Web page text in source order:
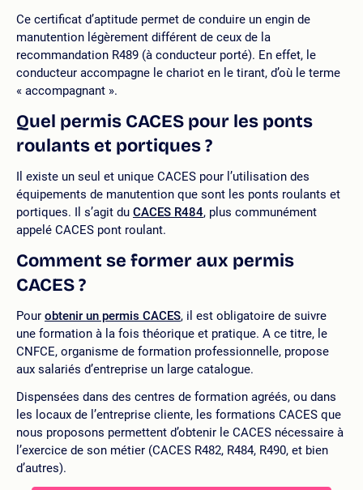
Ce certificat d’aptitude permet de conduire un engin de
manutention légèrement différent de ceux de la
recommandation R489 (à conducteur porté). En effet, le
conducteur accompagne le chariot en le tirant, d’où le terme
« accompagnant ».
Quel permis CACES pour les ponts
roulants et portiques ?
Il existe un seul et unique CACES pour l’utilisation des
équipements de manutention que sont les ponts roulants et
portiques. Il s’agit du CACES R484, plus communément
appelé CACES pont roulant.
Comment se former aux permis
CACES ?
Pour obtenir un permis CACES, il est obligatoire de suivre
une formation à la fois théorique et pratique. A ce titre, le
CNFCE, organisme de formation professionnelle, propose
aux salariés d’entreprise un large catalogue.
Dispensées dans des centres de formation agréés, ou dans
les locaux de l’entreprise cliente, les formations CACES que
nous proposons permettent d’obtenir le CACES nécessaire à
l’exercice de son métier (CACES R482, R484, R490, et bien
d’autres).